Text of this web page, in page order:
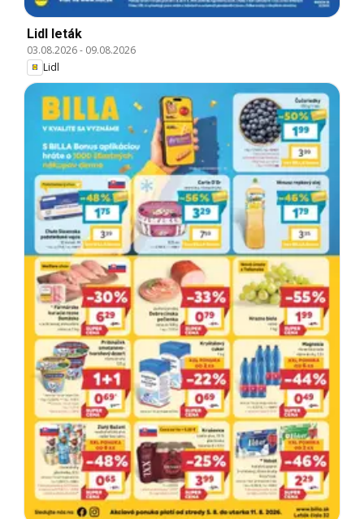
Lidl leták
03.08.2026- 09.08.2026
Lidl